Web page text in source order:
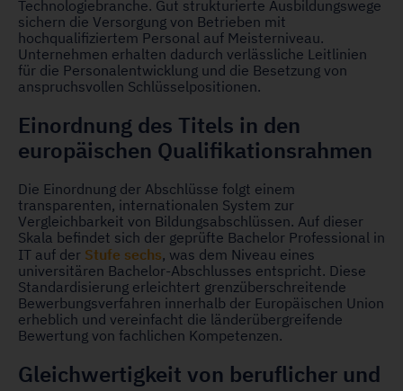
Technologiebranche. Gut strukturierte Ausbildungswege
sichern die Versorgung von Betrieben mit
hochqualifiziertem Personal auf Meisterniveau.
Unternehmen erhalten dadurch verlässliche Leitlinien
für die Personalentwicklung und die Besetzung von
anspruchsvollen Schlüsselpositionen.
Einordnung des Titels in den
europäischen Qualifikationsrahmen
Die Einordnung der Abschlüsse folgt einem
transparenten, internationalen System zur
Vergleichbarkeit von Bildungsabschlüssen. Auf dieser
Skala befindet sich der geprüfte Bachelor Professional in
IT auf der Stufe sechs, was dem Niveau eines
universitären Bachelor-Abschlusses entspricht. Diese
Standardisierung erleichtert grenzüberschreitende
Bewerbungsverfahren innerhalb der Europäischen Union
erheblich und vereinfacht die länderübergreifende
Bewertung von fachlichen Kompetenzen.
Gleichwertigkeit von beruflicher und